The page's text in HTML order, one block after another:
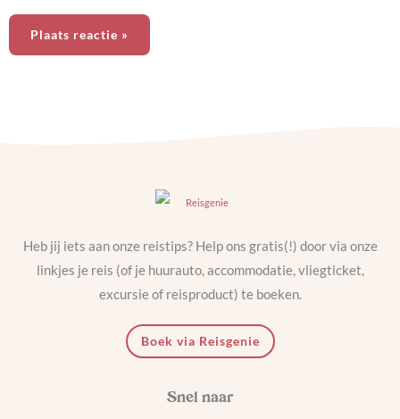
Heb jij iets aan onze reistips? Help ons gratis(!) door via onze
linkjes je reis (of je huurauto, accommodatie, vliegticket,
excursie of reisproduct) te boeken.
Boek via Reisgenie